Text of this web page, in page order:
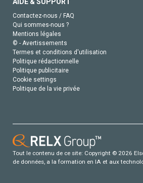
AIDE & SUPPORT
Contactez-nous / FAQ
Qui sommes-nous ?
Mentions légales
© - Avertissements
Termes et conditions d'utilisation
Politique rédactionnelle
Politique publicitaire
Cookie settings
Politique de la vie privée
Tout le contenu de ce site: Copyright © 2026
de données, a la formation en IA et aux